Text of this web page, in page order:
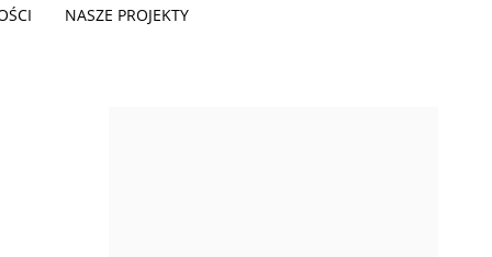
NASZE PROJEKTY